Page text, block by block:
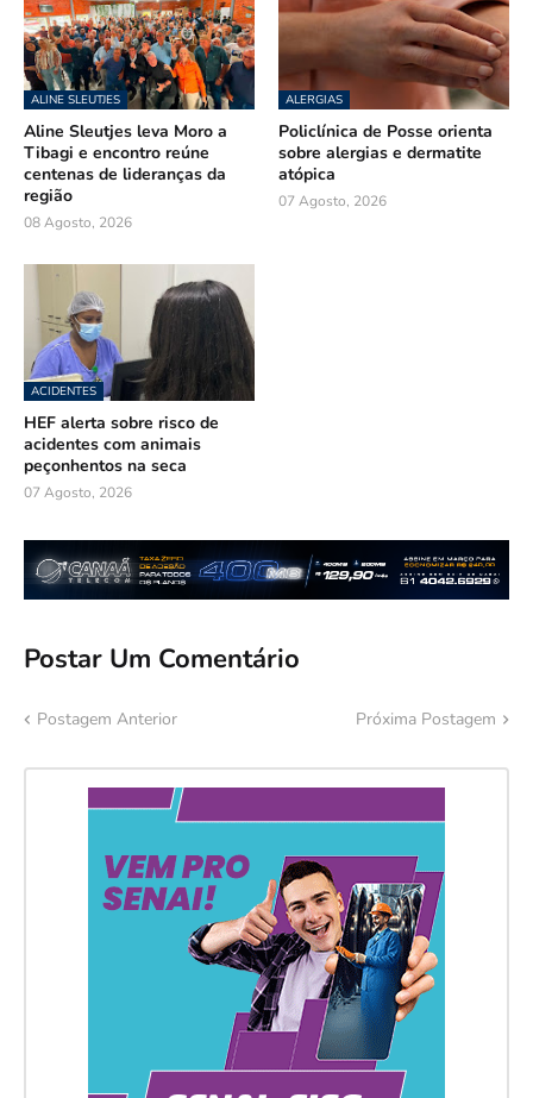
ALINE SLEUTJES
Aline Sleutjes leva Moro a
Tibagi e encontro reúne
centenas de lideranças da
região
08 Agosto, 2026
ALERGIAS
Policlínica de Posse orienta
sobre alergias e dermatite
atópica
07 Agosto, 2026
ACIDENTES
HEF alerta sobre risco de
acidentes com animais
peçonhentos na seca
07 Agosto, 2026
Postar Um Comentário
Postagem Anterior Próxima Postagem